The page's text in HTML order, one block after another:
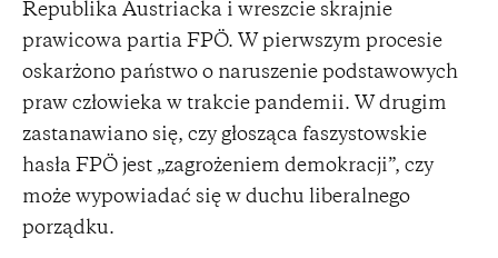
Republika Austriacka i wreszcie skrajnie
prawicowa partia FPÖ. W pierwszym procesie
oskarżono państwo o naruszenie podstawowych
praw człowieka w trakcie pandemii. W drugim
zastanawiano się, czy głosząca faszystowskie
hasła FPÖ jest „zagrożeniem demokracji”, czy
może wypowiadać się w duchu liberalnego
porządku.